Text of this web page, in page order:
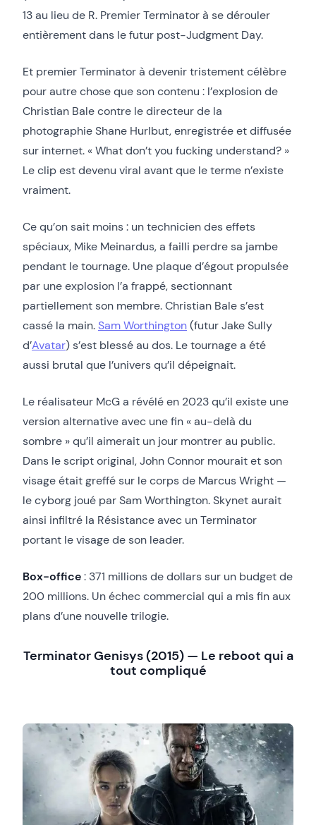
13 au lieu de R. Premier Terminator à se dérouler
entièrement dans le futur post-Judgment Day.
Et premier Terminator à devenir tristement célèbre
pour autre chose que son contenu : l’explosion de
Christian Bale contre le directeur de la
photographie Shane Hurlbut, enregistrée et diffusée
sur internet. « What don’t you fucking understand? »
Le clip est devenu viral avant que le terme n’existe
vraiment.
Ce qu’on sait moins : un technicien des effets
spéciaux, Mike Meinardus, a failli perdre sa jambe
pendant le tournage. Une plaque d’égout propulsée
par une explosion l’a frappé, sectionnant
partiellement son membre. Christian Bale s’est
cassé la main. Sam Worthington(futur Jake Sully
d’Avatar) s’est blessé au dos. Le tournage a été
aussi brutal que l’univers qu’il dépeignait.
Le réalisateur McG a révélé en 2023 qu’il existe une
version alternative avec une fin « au-delà du
sombre » qu’il aimerait un jour montrer au public.
Dans le script original, John Connor mourait et son
visage était greffé sur le corps de Marcus Wright —
le cyborg joué par Sam Worthington. Skynet aurait
ainsi infiltré la Résistance avec un Terminator
portant le visage de son leader.
Box-office: 371 millions de dollars sur un budget de
200 millions. Un échec commercial qui a mis fin aux
plans d’une nouvelle trilogie.
Terminator Genisys (2015) — Le reboot qui a
tout compliqué